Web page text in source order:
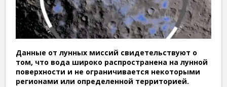
Данные от лунных миссий свидетельствуют о
том, что вода широко распространена на лунной
поверхности и не ограничивается некоторыми
регионами или определенной территорией.